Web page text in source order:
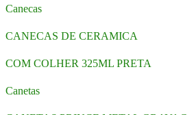
Canecas
CANECAS DE CERAMICA
COM COLHER 325ML PRETA
Canetas